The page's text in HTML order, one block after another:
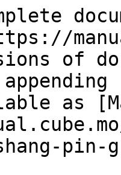
of
as
pin-